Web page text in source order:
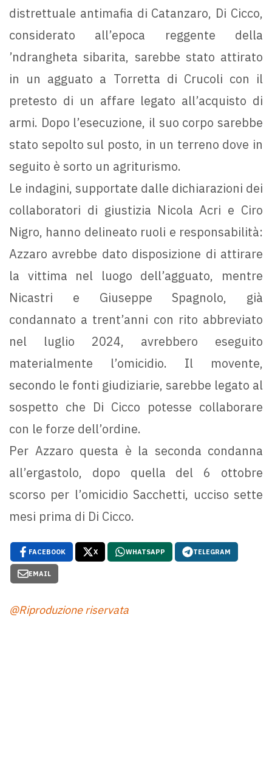
distrettuale antimafia di Catanzaro, Di Cicco,
considerato all’epoca reggente della
’ndrangheta sibarita, sarebbe stato attirato
in un agguato a Torretta di Crucoli con il
pretesto di un affare legato all’acquisto di
armi. Dopo l’esecuzione, il suo corpo sarebbe
stato sepolto sul posto, in un terreno dove in
seguito è sorto un agriturismo.
Le indagini, supportate dalle dichiarazioni dei
collaboratori di giustizia Nicola Acri e Ciro
Nigro, hanno delineato ruoli e responsabilità:
Azzaro avrebbe dato disposizione di attirare
la vittima nel luogo dell’agguato, mentre
Nicastri e Giuseppe Spagnolo, già
condannato a trent’anni con rito abbreviato
nel luglio 2024, avrebbero eseguito
materialmente l’omicidio. Il movente,
secondo le fonti giudiziarie, sarebbe legato al
sospetto che Di Cicco potesse collaborare
con le forze dell’ordine.
Per Azzaro questa è la seconda condanna
all’ergastolo, dopo quella del 6 ottobre
scorso per l’omicidio Sacchetti, ucciso sette
mesi prima di Di Cicco.
FACEBOOK X WHATSAPP TELEGRAM
EMAIL
@Riproduzione riservata